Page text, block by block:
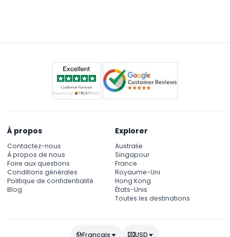
nouvelles expériences culturelles.
À propos
Contactez-nous
À propos de nous
Foire aux questions
Conditions générales
Politique de confidentialité
Blog
Explorer
Australie
Singapour
France
Royaume-Uni
Hong Kong
États-Unis
Toutes les destinations
Français USD